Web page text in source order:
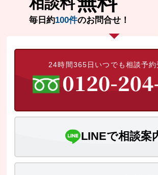
毎日約100件のお問合せ！
24時間365日いつでも相談予約
LINEで相談案